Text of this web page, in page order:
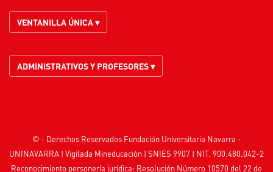
VENTANILLA ÚNICA ▾
ADMINISTRATIVOS Y PROFESORES ▾
© - Derechos Reservados Fundación Universitaria Navarra -
UNINAVARRA | Vigilada Mineducación | SNIES 9907 | NIT. 900.480.042-2
Reconocimiento personería jurídica: Resolución Número 10570 del 22 de